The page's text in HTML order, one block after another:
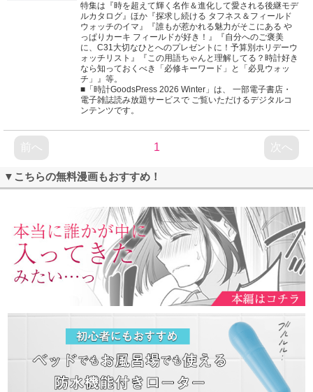
特集は『時を超えて輝く名作＆進化して愛される後継モデ
ルカタログ』ほか『探求し続ける タフネス＆フィールド
ウォッチのイマ』『誰もが惹かれる魅力がそこにある や
っぱりカーキ フィールドが好き！』『自分へのご褒美
に、C31大切なひとへのプレゼントに！予算別ホリデーウ
ォッチリスト』『この用語ちゃんと理解してる？時計好き
なら知っておくべき「必修キーワード」と「必見ウォッ
チ」』等。
■「時計GoodsPress 2026 Winter」は、 一部電子書店・
電子雑誌読み放題サービスで ご覧いただけるデジタルコ
ンテンツです。
前へ 1 次へ
▼こちらの無料漫画もおすすめ！